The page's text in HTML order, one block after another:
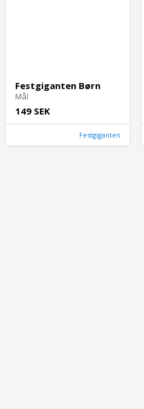
Festgiganten Børn
Mål
149 SEK
Festgiganten